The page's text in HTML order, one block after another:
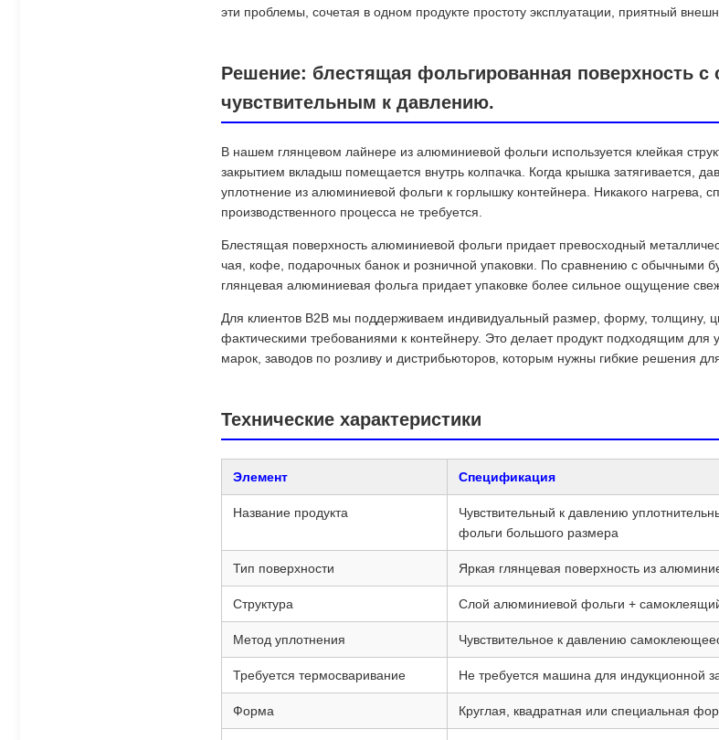
эти проблемы, сочетая в одном продукте простоту эксплуатации, приятный
Решение: блестящая фольгированная поверхность
чувствительным к давлению.
В нашем глянцевом лайнере из алюминиевой фольги используется клейкая
закрытием вкладыш помещается внутрь колпачка. Когда крышка затягивается,
уплотнение из алюминиевой фольги к горлышку контейнера. Никакого нагрева,
производственного процесса не требуется.
Блестящая поверхность алюминиевой фольги придает превосходный
чая, кофе, подарочных банок и розничной упаковки. По сравнению с
глянцевая алюминиевая фольга придает упаковке более сильное ощущение
Для клиентов B2B мы поддерживаем индивидуальный размер, форму, толщину,
фактическими требованиями к контейнеру. Это делает продукт подходящим для
марок, заводов по розливу и дистрибьюторов, которым нужны гибкие решения
Технические характеристики
Элемент Спецификация
Название продукта
Чувствительный к давлению
фольги большого размера
Тип поверхности Яркая глянцевая поверхность из
Структура Слой алюминиевой фольги +
Метод уплотнения Чувствительное к давлению
Требуется термосваривание Не требуется машина для индукционной
Форма Круглая, квадратная или специальная